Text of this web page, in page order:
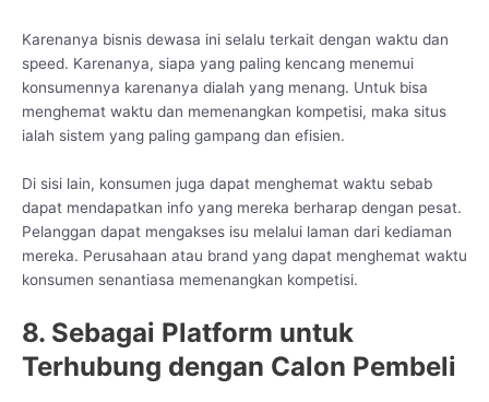
Karenanya bisnis dewasa ini selalu terkait dengan waktu dan
speed. Karenanya, siapa yang paling kencang menemui
konsumennya karenanya dialah yang menang. Untuk bisa
menghemat waktu dan memenangkan kompetisi, maka situs
ialah sistem yang paling gampang dan efisien.
Di sisi lain, konsumen juga dapat menghemat waktu sebab
dapat mendapatkan info yang mereka berharap dengan pesat.
Pelanggan dapat mengakses isu melalui laman dari kediaman
mereka. Perusahaan atau brand yang dapat menghemat waktu
konsumen senantiasa memenangkan kompetisi.
8. Sebagai Platform untuk
Terhubung dengan Calon Pembeli